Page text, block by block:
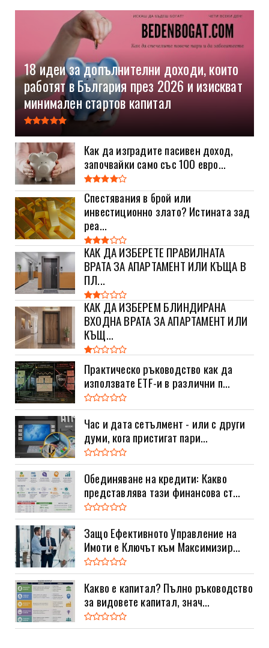
18 идеи за допълнителни доходи, които
работят в България през 2026 и изискват
минимален стартов капитал
Как да изградите пасивен доход,
започвайки само със 100 евро...
Спестявания в брой или
инвестиционно злато? Истината зад
реа...
КАК ДА ИЗБЕРЕТЕ ПРАВИЛНАТА
ВРАТА ЗА АПАРТАМЕНТ ИЛИ КЪЩА В
ПЛ...
КАК ДА ИЗБЕРЕМ БЛИНДИРАНА
ВХОДНА ВРАТА ЗА АПАРТАМЕНТ ИЛИ
КЪЩ...
Практическо ръководство как да
използвате ETF-и в различни п...
Час и дата сетълмент - или с други
думи, кога пристигат пари...
Обединяване на кредити: Какво
представлява тази финансова ст...
Защо Ефективното Управление на
Имоти е Ключът към Максимизир...
Какво е капитал? Пълно ръководство
за видовете капитал, знач...